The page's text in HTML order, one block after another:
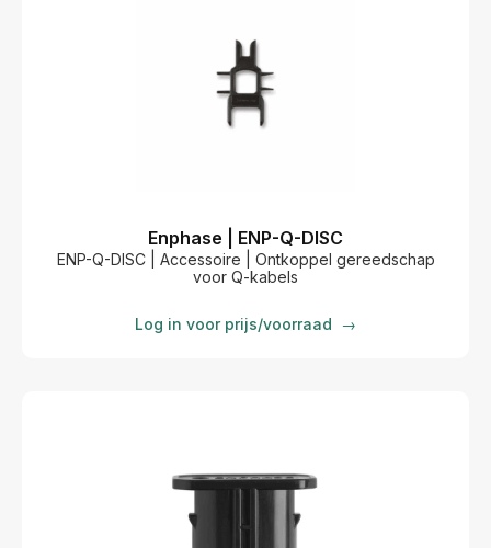
Enphase | ENP-Q-DISC
ENP-Q-DISC | Accessoire | Ontkoppel gereedschap
voor Q-kabels
Log in voor prijs/voorraad →